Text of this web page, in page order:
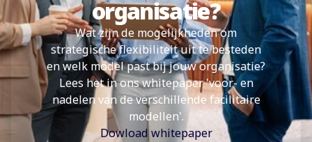
organisatie?
Wat zijn de mogelijkheden om
strategische flexibiliteit uit te besteden
en welk model past bij jouw organisatie?
Lees het in ons whitepaper 'voor- en
nadelen van de verschillende facilitaire
modellen'.
Dowload whitepaper